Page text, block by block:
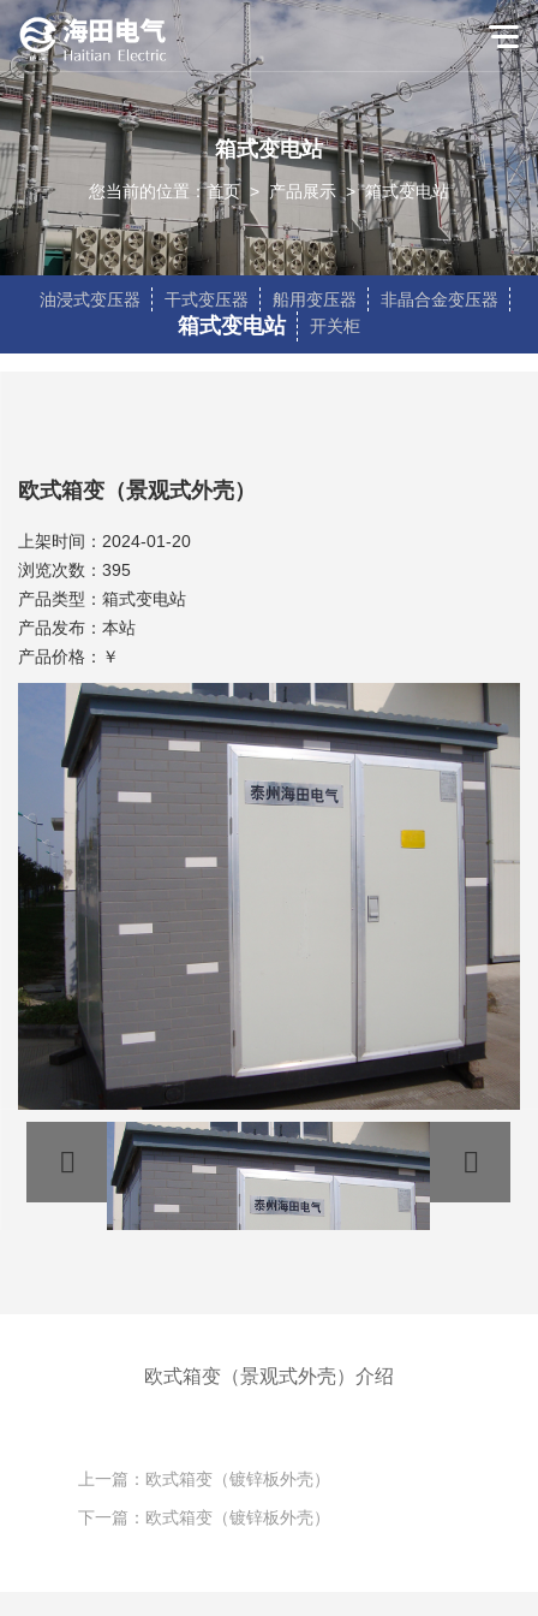
箱式变电站
您当前的位置：首页 >产品展示 >箱式变电站
油浸式变压器 干式变压器 船用变压器 非晶合金变压器
箱式变电站 开关柜
欧式箱变（景观式外壳）
上架时间：2024-01-20
浏览次数：395
产品类型：箱式变电站
产品发布：本站
产品价格：￥
欧式箱变（景观式外壳）介绍
上一篇：欧式箱变（镀锌板外壳）
下一篇：欧式箱变（镀锌板外壳）